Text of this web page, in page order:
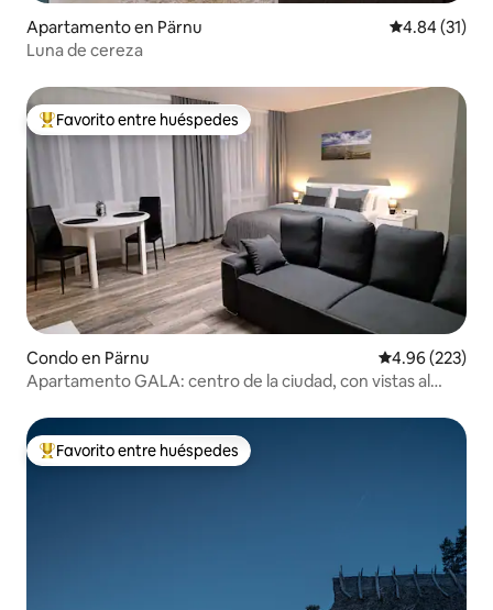
Apartamento en Pärnu Calificación
4.84 (31)
Luna de cereza
Favorito entre huéspedes preferido
Favorito entre huéspedes
Condo en Pärnu Calificación
4.96 (223)
Apartamento GALA: centro de la ciudad, con vistas al
Favorito entre huéspedes preferido
Favorito entre huéspedes